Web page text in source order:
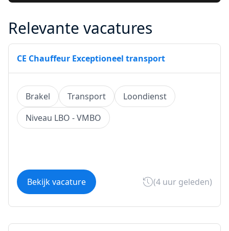
Relevante vacatures
CE Chauffeur Exceptioneel transport
Brakel Transport
Loondienst
Niveau LBO - VMBO
Bekijk vacature (4 uur geleden)